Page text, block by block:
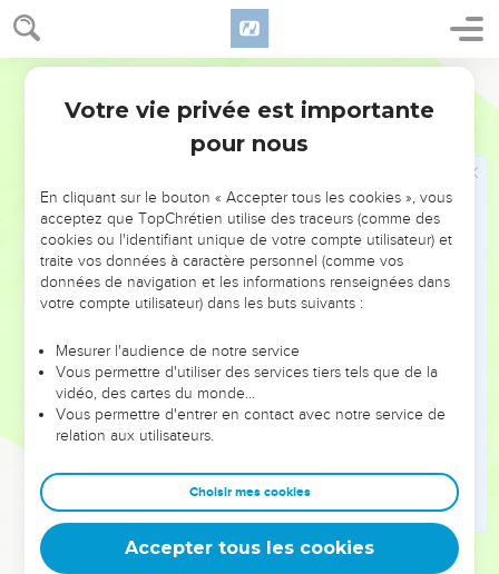
Nombres 5
וְאֶת־בִּטְנֵ֖ךְ צָבָֽה׃
וּ֠בָאוּ הַמַּ֨יִם הַמְאָרְרִ֤ים הָאֵ֙לֶּה֙ בְּֽמֵעַ֔יִךְ לַצְבּ֥וֹת בֶּ֖טֶן וְלַנְפִּ֣ל יָרֵ֑ךְ
23 וְ֠כָתַב אֶת־הָאָלֹ֥ת הָאֵ֛לֶּה הַכֹּהֵ֖ן בַּסֵּ֑פֶר וּמָחָ֖ה אֶל־מֵ֥י הַמָּרִֽים׃
24
וְהִשְׁקָה֙ אֶת־הָ֣אִשָּׁ֔ה אֶת־מֵ֥י הַמָּרִ֖ים הַמְאָֽרֲרִ֑ים וּבָ֥אוּ בָ֛הּ הַמַּ֥יִם
וְלָקַ֤ח הַכֹּהֵן֙ מִיַּ֣ד הָֽאִשָּׁ֔ה אֵ֖ת מִנְחַ֣ת הַקְּנָאֹ֑ת וְהֵנִ֤יף אֶת־הַמִּנְחָה֙
לִפְנֵ֣י יְהוָ֔ה וְהִקְרִ֥יב אֹתָ֖הּ אֶל־הַמִּזְבֵּֽחַ׃
וְקָמַ֨ץ הַכֹּהֵ֤ן מִן־הַמִּנְחָה֙ אֶת־אַזְכָּ֣רָתָ֔הּ וְהִקְטִ֖יר הַמִּזְבֵּ֑חָה וְאַחַ֛ר
יַשְׁקֶ֥ה אֶת־הָאִשָּׁ֖ה אֶת־הַמָּֽיִם׃
בָ֜הּ הַמַּ֤יִם הַמְאָֽרֲרִים֙ לְמָרִ֔ים וְצָבְתָ֣ה בִטְנָ֔הּ וְנָפְלָ֖ה יְרֵכָ֑הּ וְהָיְתָ֧ה
הָאִשָּׁ֛ה לְאָלָ֖ה בְּקֶ֥רֶב עַמָּֽהּ׃
וְאִם־לֹ֤א נִטְמְאָה֙ הָֽאִשָּׁ֔ה וּטְהֹרָ֖ה הִ֑וא וְנִקְּתָ֖ה וְנִזְרְעָ֥ה זָֽרַע׃
א֣וֹ אִ֗ישׁ אֲשֶׁ֨ר תַּעֲבֹ֥ר עָלָ֛יו ר֥וּחַ קִנְאָ֖ה וְקִנֵּ֣א אֶת־אִשְׁתּ֑וֹ וְהֶעֱמִ֤יד
אֶת־הָֽאִשָּׁה֙ לִפְנֵ֣י יְהוָ֔ה וְעָ֤שָׂה לָהּ֙ הַכֹּהֵ֔ן אֵ֥ת כָּל־הַתּוֹרָ֖ה הַזֹּֽאת׃
וְנִקָּ֥ה הָאִ֖ישׁ מֵעָוֺ֑ן וְהָאִשָּׁ֣ה הַהִ֔וא תִּשָּׂ֖א אֶת־עֲוֺנָֽהּ׃
Votre vie privée est importante
pour nous
En cliquant sur le bouton « Accepter tous les cookies », vous
acceptez que TopChrétien utilise des traceurs (comme des
cookies ou l'identifiant unique de votre compte utilisateur) et
traite vos données à caractère personnel (comme vos
données de navigation et les informations renseignées dans
votre compte utilisateur) dans les buts suivants :
Mesurer l'audience de notre service
Vous permettre d'utiliser des services tiers tels que de la
vidéo, des cartes du monde…
Vous permettre d'entrer en contact avec notre service de
relation aux utilisateurs.
Choisir mes cookies
Accepter tous les cookies